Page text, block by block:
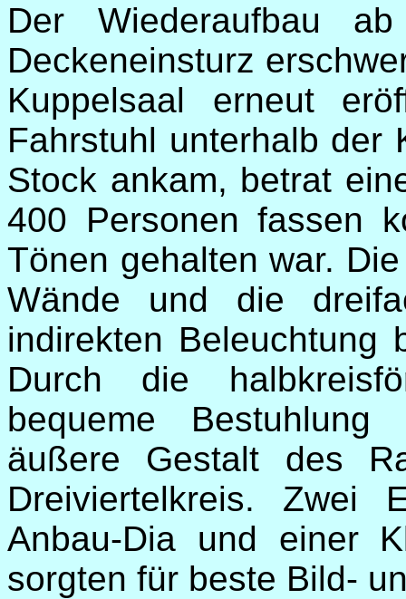
Der Wiederaufbau
Deckeneinsturz
Kuppelsaal erneut
Fahrstuhl unterhalb der
Stock ankam, betrat
400 Personen fassen
Tönen gehalten war.
Wände und die
indirekten Beleuchtung
Durch die
bequeme
äußere Gestalt des
Dreiviertelkreis. Zwei
Anbau-Dia und einer
sorgten für beste Bild-